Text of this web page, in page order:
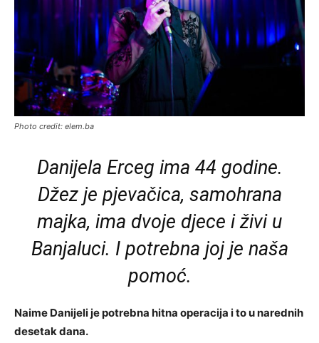
Photo credit: elem.ba
Danijela Erceg ima 44 godine.
Džez je pjevačica, samohrana
majka, ima dvoje djece i živi u
Banjaluci. I potrebna joj je naša
pomoć.
Naime Danijeli je potrebna hitna operacija i to u narednih
desetak dana.